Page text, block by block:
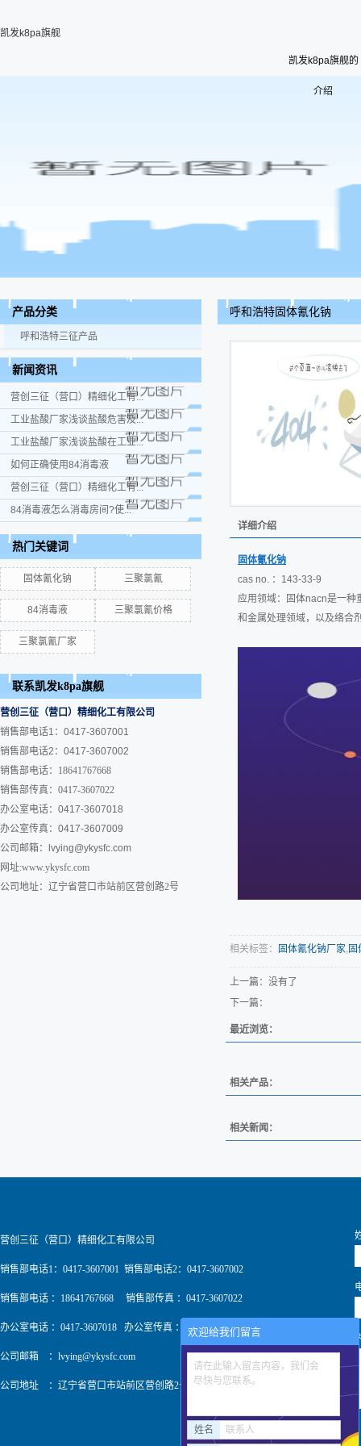
凯发k8pa旗舰
凯发k8pa旗舰的
介绍
产品分类
呼和浩特三征产品
新闻资讯
营创三征（营口）精细化工有...
工业盐酸厂家浅谈盐酸危害及...
工业盐酸厂家浅谈盐酸在工业...
如何正确使用84消毒液
营创三征（营口）精细化工有...
84消毒液怎么消毒房间?使...
热门关键词
固体氰化钠 三聚氯氰
84消毒液 三聚氯氰价格
三聚氯氰厂家
联系凯发k8pa旗舰
营创三征（营口）精细化工有限公司
销售部电话1：0417-3607001
销售部电话2：0417-3607002
销售部电话：18641767668
销售部传真：0417-3607022
办公室电话：0417-3607018
办公室传真：0417-3607009
公司邮箱：
lvying@ykysfc.com
网址:www.ykysfc.com
公司地址：辽宁省营口市站前区营创路2号
呼和浩特固体氰化钠
详细介绍
固体氰化钠
cas no. ：143-33-9
应用领域：固体nacn是一种
和金属处理领域，以及络合
相关标签： 固体氰化钠厂家,固
上一篇：没有了
下一篇：
最近浏览：
相关产品：
相关新闻：
营创三征（营口）精细化工有限公司
销售部电话1：0417-3607001 销售部电话2：0417-3607002
销售部电话 ：18641767668 销售部传真 ：0417-3607022
办公室电话 ：0417-3607018 办公室传真 ：0417-3607009
公司邮箱 ： lvying@ykysfc.com
公司地址 ：辽宁省营口市站前区营创路2号
欢迎给我们留言
请在此输入留言内容，我们会
尽快与您联系。
姓名 联系人